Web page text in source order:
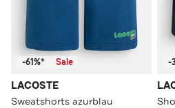
-61%* Sale
LACOSTE
Sweatshorts azurblau
-